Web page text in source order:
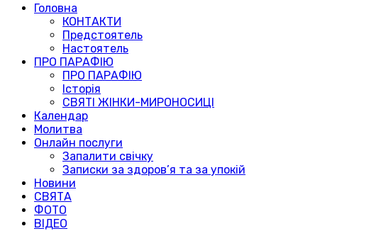
Головна
КОНТАКТИ
Предстоятель
Настоятель
ПРО ПАРАФІЮ
ПРО ПАРАФІЮ
Історія
СВЯТІ ЖІНКИ-МИРОНОСИЦІ
Календар
Молитва
Онлайн послуги
Запалити свічку
Записки за здоров’я та за упокій
Новини
СВЯТА
ФОТО
ВІДЕО